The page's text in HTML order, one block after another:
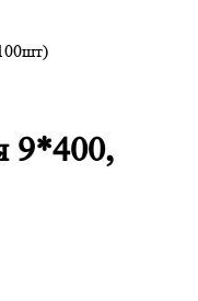
9*400,